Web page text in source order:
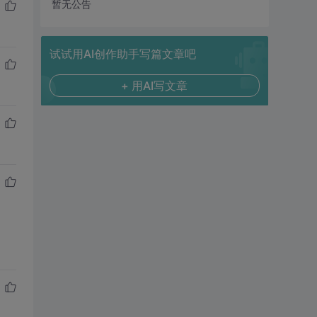
暂无公告
试试用AI创作助手写篇文章吧
+ 用AI写文章